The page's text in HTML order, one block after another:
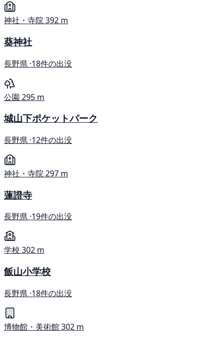
神社・寺院392 m
葵神社
長野県 ·18件の出没
公園 295 m
城山下ポケットパーク
長野県 ·12件の出没
神社・寺院297 m
蓮證寺
長野県 ·19件の出没
学校 302 m
飯山小学校
長野県 ·18件の出没
博物館・美術館302 m